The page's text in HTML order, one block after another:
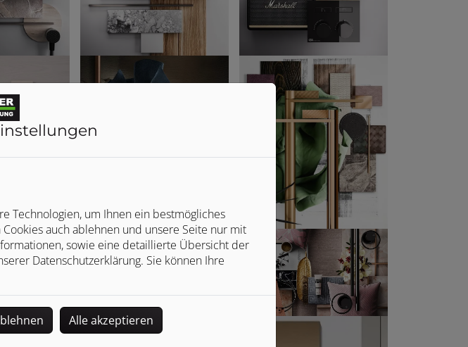
Technologien, um Ihnen ein bestmögliches
auch ablehnen und unsere Seite nur mit
sowie eine detaillierte Übersicht der
Datenschutzerklärung. Sie können Ihre
Alle akzeptieren